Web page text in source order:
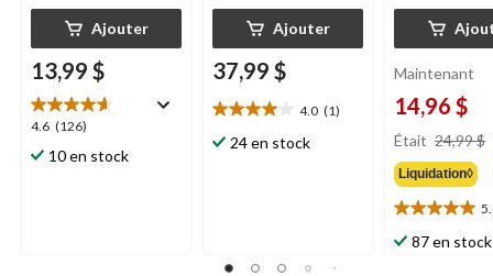
Ajouter
13,99 $
4.6 (126)
4.6
étoile(s)
sur
10 en stock
Ajouter
37,99 $
4.0 (1)
4.0
étoile(s)
24 en stock
Maintenant
14,96 $
Était 24,99 $
Liquidation◊
5.0
étoile(s)
87 en stock